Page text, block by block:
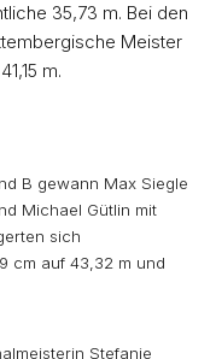
35,73 m. Bei den
Meister
m.
B gewann Max Siegle
Michael Gütlin mit
sich
cm auf 43,32 m und
Stefanie